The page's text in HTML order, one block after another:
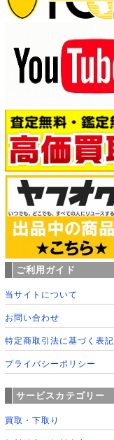
ご利用ガイド
当サイトについて
お問い合わせ
特定商取引法に基づく表記
プライバシーポリシー
サービスカテゴリー
買取・下取り